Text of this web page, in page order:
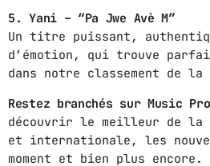
MUSIC CHART
1 GWOG MWEN
KHASH
2 TELEPHONE
5. Yani – “Pa Jwe Avè M”
Un titre puissant,
d’émotion, qui trouve
dans notre classement de la
Restez branchés sur Music
découvrir le meilleur de la
et internationale, les
moment et bien plus encore.